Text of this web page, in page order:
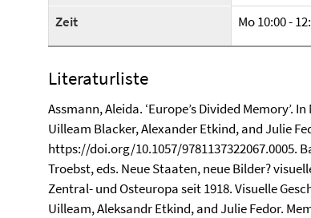
Zeit
Mo 10:00 -
Literaturliste
Assmann, Aleida. ‘Europe’s Divided Memory’.
Uilleam Blacker, Alexander Etkind, and Julie
https://doi.org/10.1057/9781137322067.0005.
Troebst, eds. Neue Staaten, neue Bilder?
Zentral- und Osteuropa seit 1918. Visuelle
Uilleam, Aleksandr Etkind, and Julie Fedor.